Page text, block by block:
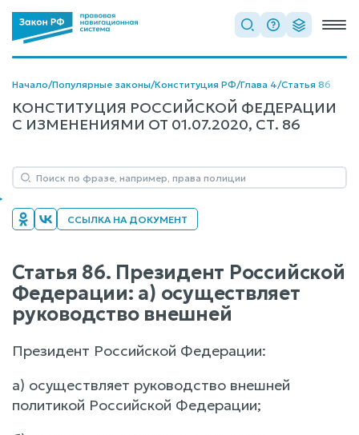
Начало/Популярные законы/Конституция РФ/Глава 4/Статья 86
КОНСТИТУЦИЯ РОССИЙСКОЙ ФЕДЕРАЦИИ
С ИЗМЕНЕНИЯМИ ОТ 01.07.2020, СТ. 86
ССЫЛКА НА ДОКУМЕНТ
Статья 86. Президент Российской
Федерации: а) осуществляет
руководство внешней
Президент Российской Федерации:
а) осуществляет руководство внешней
политикой Российской Федерации;